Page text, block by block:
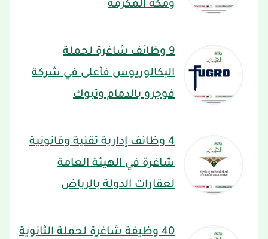
ومكة المكرمة
9 وظائف شاغرة لحملة
البكالوريوس فأعلى في شركة
فوجرو بالدمام وتبوك
4 وظائف إدارية تقنية وقانونية
شاغرة في الهيئة العامة
لعقارات الدولة بالرياض
40 وظيفة شاغرة لحملة الثانوية